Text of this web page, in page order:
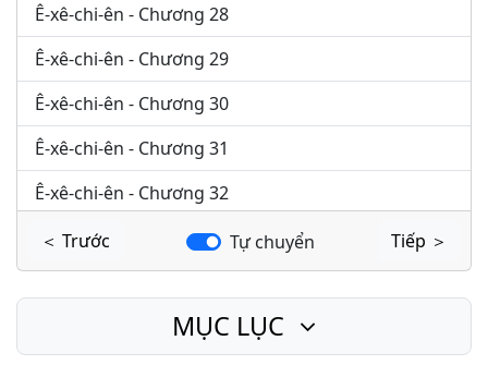
Ê-xê-chi-ên - Chương 28
Ê-xê-chi-ên - Chương 29
Ê-xê-chi-ên - Chương 30
Ê-xê-chi-ên - Chương 31
Ê-xê-chi-ên - Chương 32
Ê-xê-chi-ên - Chương 33
Ê-xê-chi-ên - Chương 35
＜ Trước Tự chuyển Tiếp ＞
MỤC LỤC